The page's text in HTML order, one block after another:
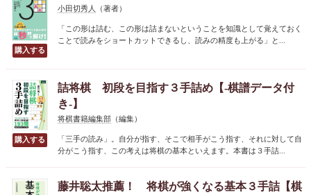
小田切秀人 （著者）
「この形は詰む、この形は詰まないということを知識として覚えておく
ことで読みをショートカットできるし、読みの精度も上がる」と...
詰将棋 初段を目指す３手詰め【-棋譜データ付
き-】
将棋書籍編集部 （編集）
「三手の読み」。自分が指す、そこで相手がこう指す、それに対して自
分がこう指す、この考えは将棋の基本といえます。本書は３手詰...
藤井聡太推薦！ 将棋が強くなる基本３手詰【棋